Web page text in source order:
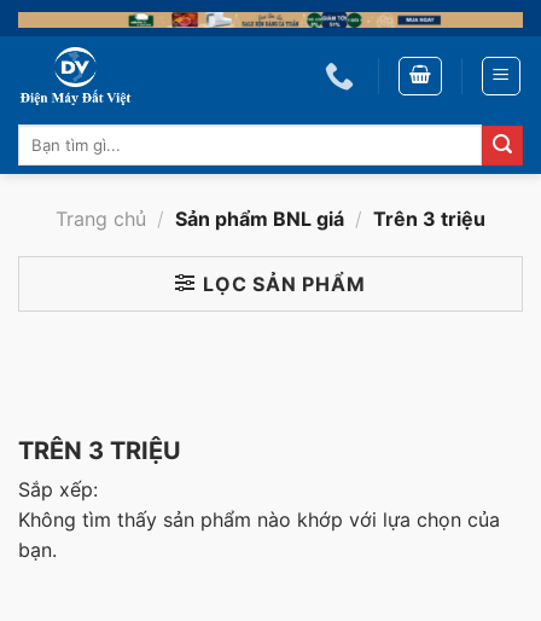
Skip
to
content
Tìm
kiếm:
Trang chủ / Sản phẩm BNL giá / Trên 3 triệu
LỌC SẢN PHẨM
TRÊN 3 TRIỆU
Sắp xếp:
Không tìm thấy sản phẩm nào khớp với lựa chọn của
bạn.